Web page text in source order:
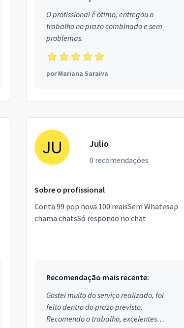
O profissional é ótimo, entregou o
trabalho no prazo combinado e sem
problemas.
porMariana Saraiva
Julio
0 recomendações
Sobre o profissional
Conta 99 pop nova 100 reaisSem Whatesap
chama chatsSó respondo no chat
Recomendação mais recente:
Gostei muito do serviço realizado, foi
feito dentro do prazo previsto.
Recomendo o trabalho, excelentes